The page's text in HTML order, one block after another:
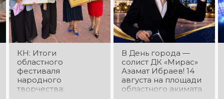
зажигательные
танцы и
праздничное
настроение!
образы,
зажигательные
ритмы и
праздничное
настроение!
КН: Итоги
областного
фестиваля
народного
творчества:
В День города —
солист ДК «Мирас»
Азамат Ибраев! 14
августа на площади
областного акимата